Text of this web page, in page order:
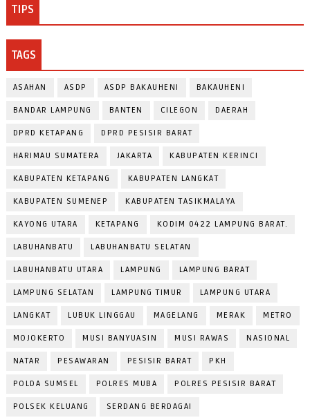
TIPS
TAGS
ASAHAN ASDP ASDP BAKAUHENI BAKAUHENI
BANDAR LAMPUNG BANTEN CILEGON DAERAH
DPRD KETAPANG DPRD PESISIR BARAT
HARIMAU SUMATERA JAKARTA KABUPATEN KERINCI
KABUPATEN KETAPANG KABUPATEN LANGKAT
KABUPATEN SUMENEP KABUPATEN TASIKMALAYA
KAYONG UTARA KETAPANG KODIM 0422 LAMPUNG BARAT.
LABUHANBATU LABUHANBATU SELATAN
LABUHANBATU UTARA LAMPUNG LAMPUNG BARAT
LAMPUNG SELATAN LAMPUNG TIMUR LAMPUNG UTARA
LANGKAT LUBUK LINGGAU MAGELANG MERAK METRO
MOJOKERTO MUSI BANYUASIN MUSI RAWAS NASIONAL
NATAR PESAWARAN PESISIR BARAT PKH
POLDA SUMSEL POLRES MUBA POLRES PESISIR BARAT
POLSEK KELUANG SERDANG BERDAGAI